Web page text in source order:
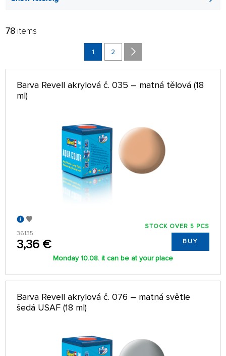
FILTER:
ALPHABETICALLY
64 ON PAGE
78 items
1 2
Barva Revell akrylová č. 035 – matná tělová (18
ml)
36135
3,36 €
STOCK OVER 5 PCS
BUY
Monday 10.08. it can be at your place
Barva Revell akrylová č. 076 – matná světle
šedá USAF (18 ml)